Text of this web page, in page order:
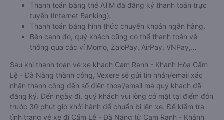
Thanh toán bằng thẻ ATM đã đăng ký thanh toán trực
tuyến (Internet Banking).
Thanh toán bằng hình thức chuyển khoản ngân hàng.
Bên cạnh đó, quý khách cũng có thể thanh toán vé
thông qua các ví Momo, ZaloPay, AirPay, VNPay,…
Sau khi thanh toán vé xe khách Cam Ranh - Khánh Hòa Cẩm
Lệ - Đà Nẵng thành công, Vexere sẽ gửi tin nhắn/email xác
nhận thành công đến số điện thoại/email mà quý khách đã
đăng ký. Đến ngày đi, quý khách vui lòng có mặt tại điểm đón
trước 30 phút giờ khởi hành để chuẩn bị lên xe. Để kiểm tra
tình trạng vé xe đi Cẩm Lệ - Đà Nẵng từ Cam Ranh - Khánh